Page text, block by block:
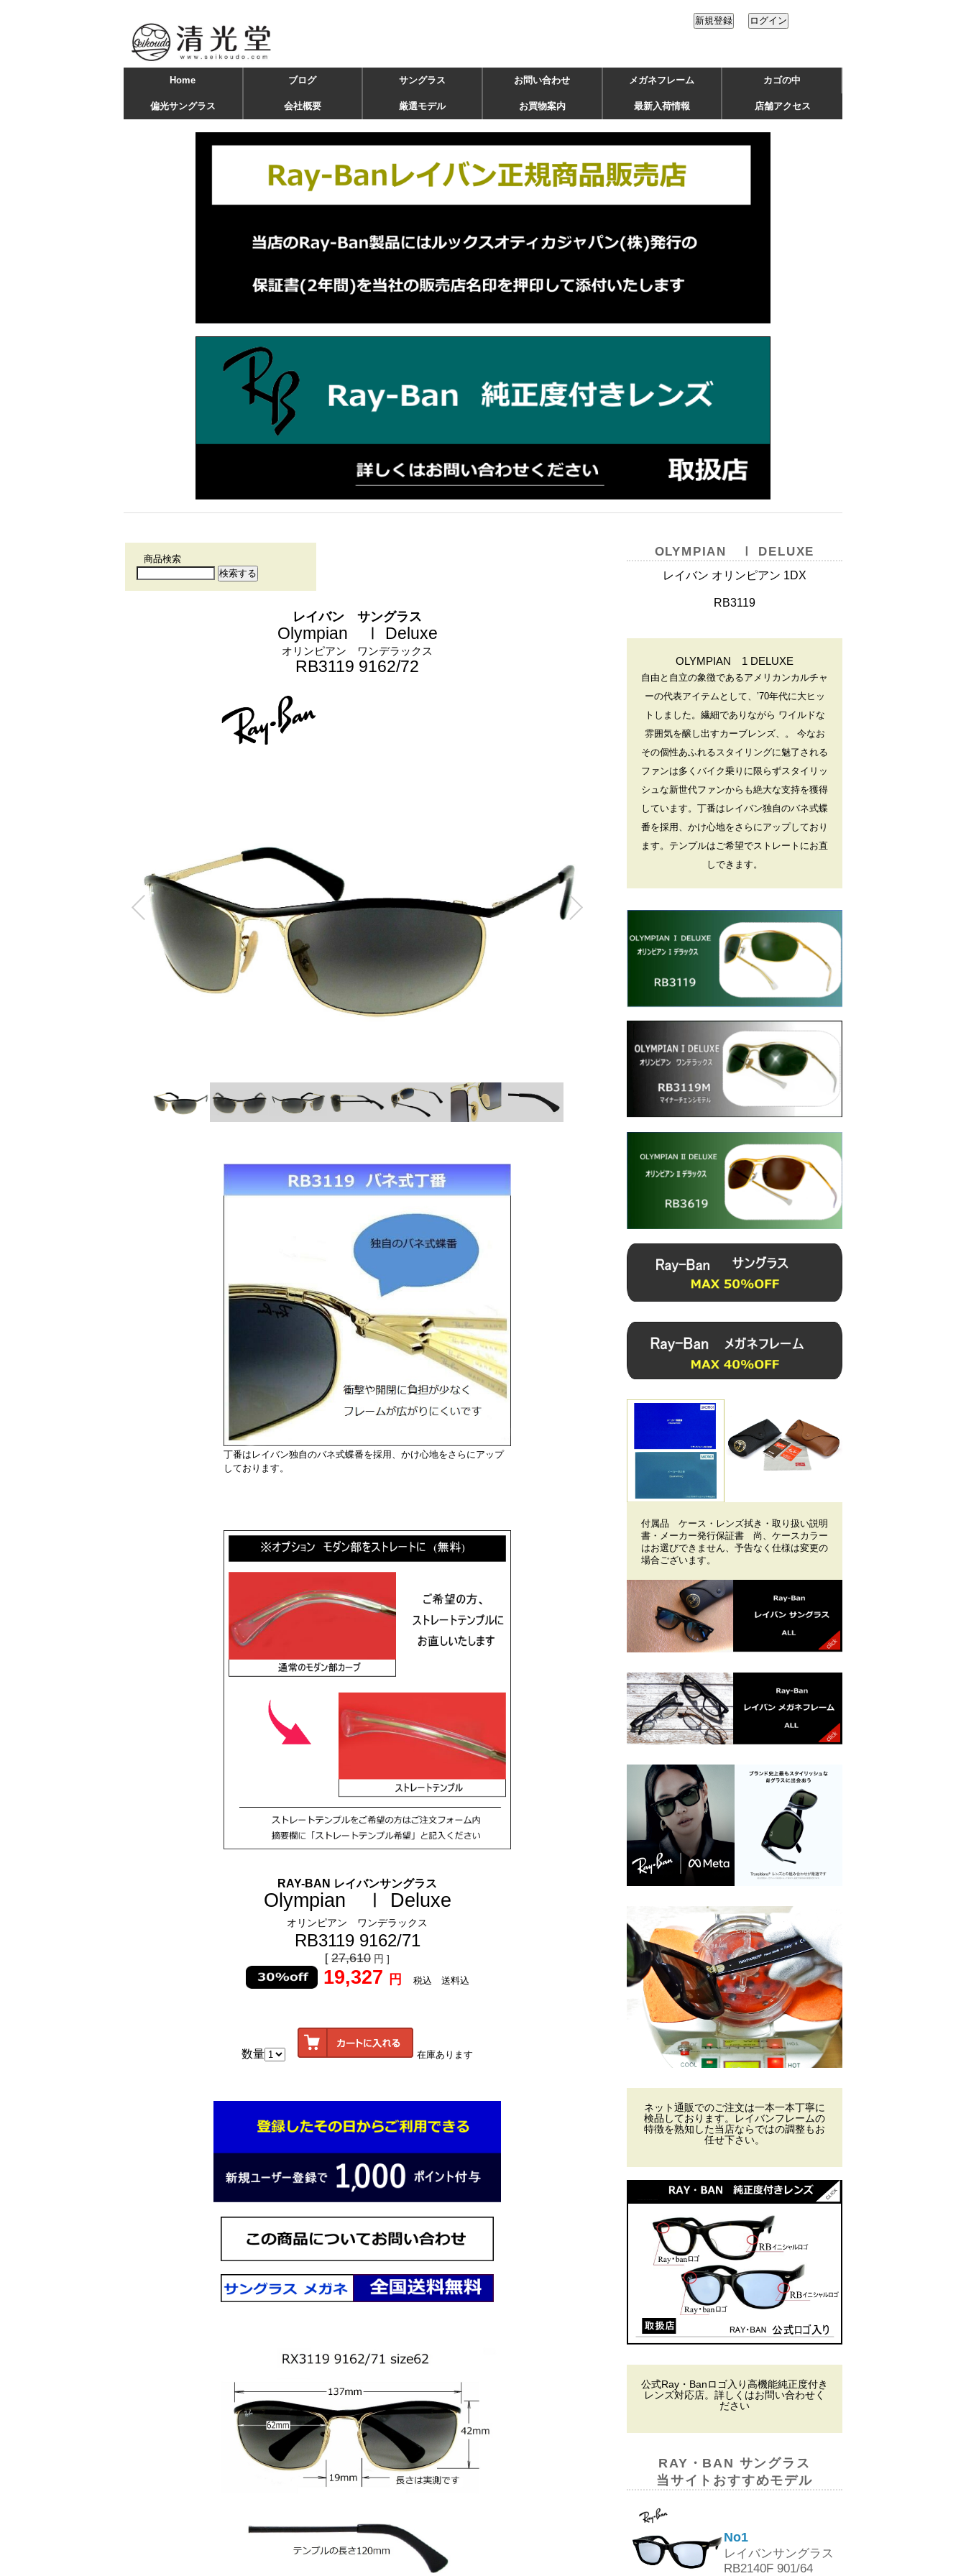
Home ブログ サングラス お問い合わせ メガネフレーム カゴの中
偏光サングラス 会社概要 厳選モデル お買物案内 最新入荷情報 店舗アクセス
商品検索
レイバン サングラス
Olympian Ⅰ Deluxe
オリンピアン ワンデラックス
RB3119 9162/72
丁番はレイバン独自のバネ式蝶番を採用、かけ心地をさらにアップ
しております。
RAY-BAN レイバンサングラス
Olympian Ⅰ Deluxe
オリンピアン ワンデラックス
RB3119 9162/71
[ 27,610 円 ]
19,327 円 税込 送料込
数量 在庫あります
OLYMPIAN Ⅰ DELUXE
レイバン オリンピアン 1DX
RB3119
OLYMPIAN 1 DELUXE
自由と自立の象徴であるアメリカンカルチャ
ーの代表アイテムとして、’70年代に大ヒッ
トしました。繊細でありながら ワイルドな
雰囲気を醸し出すカーブレンズ、。 今なお
その個性あふれるスタイリングに魅了される
ファンは多くバイク乗りに限らずスタイリッ
シュな新世代ファンからも絶大な支持を獲得
しています。丁番はレイバン独自のバネ式蝶
番を採用、かけ心地をさらにアップしており
ます。テンプルはご希望でストレートにお直
しできます。
付属品 ケース・レンズ拭き・取り扱い説明
書・メーカー発行保証書 尚、ケースカラー
はお選びできません、予告なく仕様は変更の
場合ございます。
ネット通販でのご注文は一本一本丁寧に
検品しております。レイバンフレームの
特徴を熟知した当店ならではの調整もお
任せ下さい。
公式Ray・Banロゴ入り高機能純正度付き
レンズ対応店。詳しくはお問い合わせく
ださい
RAY・BAN サングラス
当サイトおすすめモデル
No1
レイバンサングラス
RB2140F 901/64